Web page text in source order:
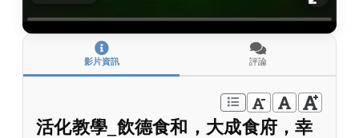
影片資訊 評論
活化教學_飲德食和，大成食府，幸